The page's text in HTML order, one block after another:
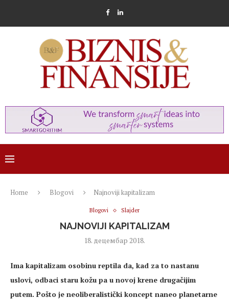
Home Blogovi Najnoviji kapitalizam
Blogovi Slajder
NAJNOVIJI KAPITALIZAM
18. децембар 2018.
Ima kapitalizam osobinu reptila da, kad za to nastanu
uslovi, odbaci staru kožu pa u novoj krene drugačijim
putem. Pošto je neoliberalistički koncept naneo planetarne